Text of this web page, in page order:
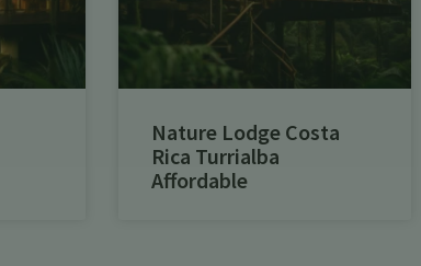
Nature Lodge Costa
Rica Turrialba
Affordable